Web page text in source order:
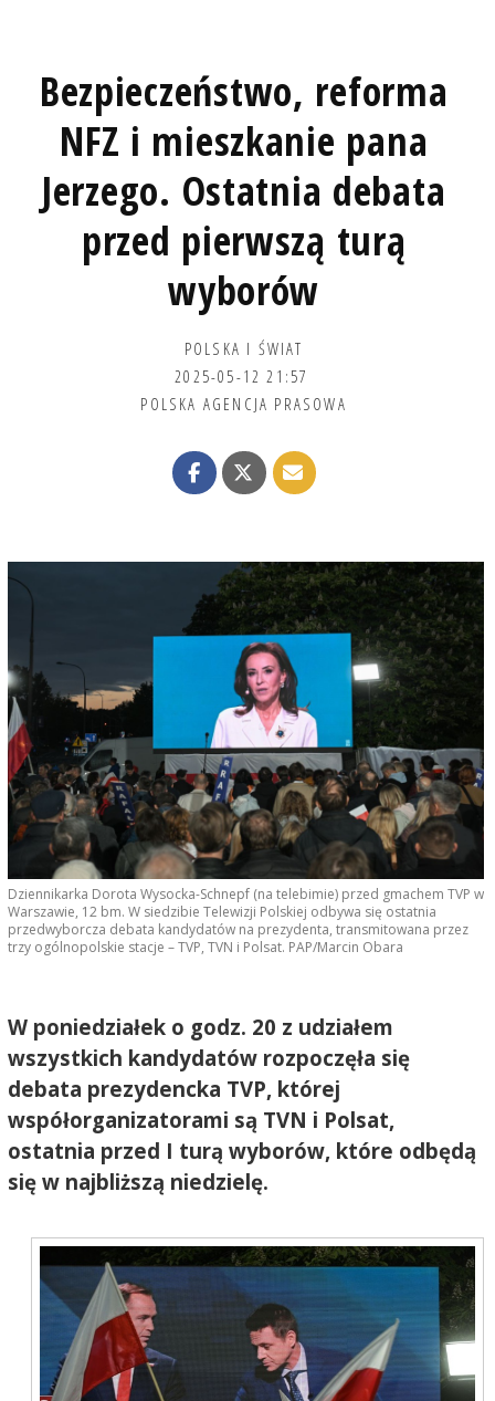
Bezpieczeństwo, reforma
NFZ i mieszkanie pana
Jerzego. Ostatnia debata
przed pierwszą turą
wyborów
POLSKA I ŚWIAT
2025-05-12 21:57
POLSKA AGENCJA PRASOWA
Dziennikarka Dorota Wysocka-Schnepf (na telebimie) przed gmachem TVP w
Warszawie, 12 bm. W siedzibie Telewizji Polskiej odbywa się ostatnia
przedwyborcza debata kandydatów na prezydenta, transmitowana przez
trzy ogólnopolskie stacje – TVP, TVN i Polsat. PAP/Marcin Obara
W poniedziałek o godz. 20 z udziałem
wszystkich kandydatów rozpoczęła się
debata prezydencka TVP, której
współorganizatorami są TVN i Polsat,
ostatnia przed I turą wyborów, które odbędą
się w najbliższą niedzielę.